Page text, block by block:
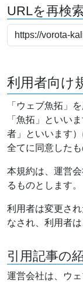
URLを再検
利用者向け
「ウェブ魚拓」
「魚拓」といい
者」といいます
全てに同意したも
本規約は、運営
るものとします。
利用者は変更さ
なされ、利用者
引用記事の
運営会社は、ウ